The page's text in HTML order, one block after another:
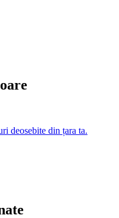
deosebite din țara ta.